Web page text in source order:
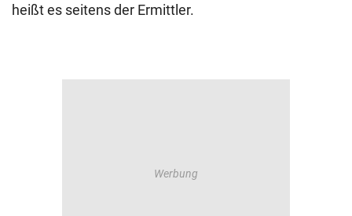
heißt es seitens der Ermittler.